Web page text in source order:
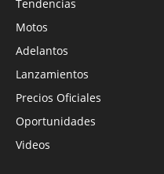
Tendencias
Motos
Adelantos
Lanzamientos
Precios Oficiales
Oportunidades
Videos